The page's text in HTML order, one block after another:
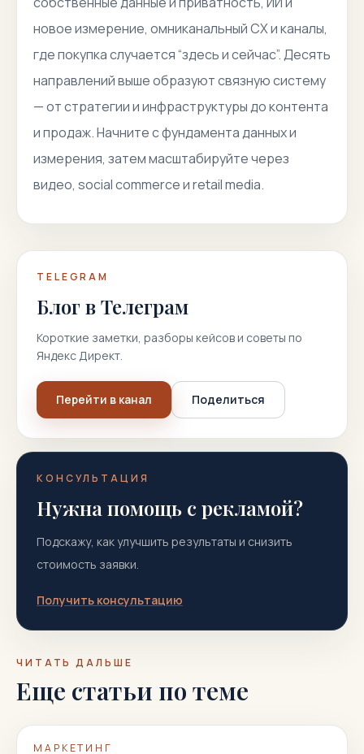
новое измерение, омниканальный CX и каналы,
где покупка случается “здесь и сейчас”. Десять
направлений выше образуют связную систему
— от стратегии и инфраструктуры до контента
и продаж. Начните с фундамента данных и
измерения, затем масштабируйте через
видео, social commerce и retail media.
TELEGRAM
Блог в Телеграм
Короткие заметки, разборы кейсов и советы по
Яндекс Директ.
Перейти в канал Поделиться
КОНСУЛЬТАЦИЯ
Нужна помощь с рекламой?
Подскажу, как улучшить результаты и снизить
стоимость заявки.
Получить консультацию
ЧИТАТЬ ДАЛЬШЕ
Еще статьи по теме
МАРКЕТИНГ